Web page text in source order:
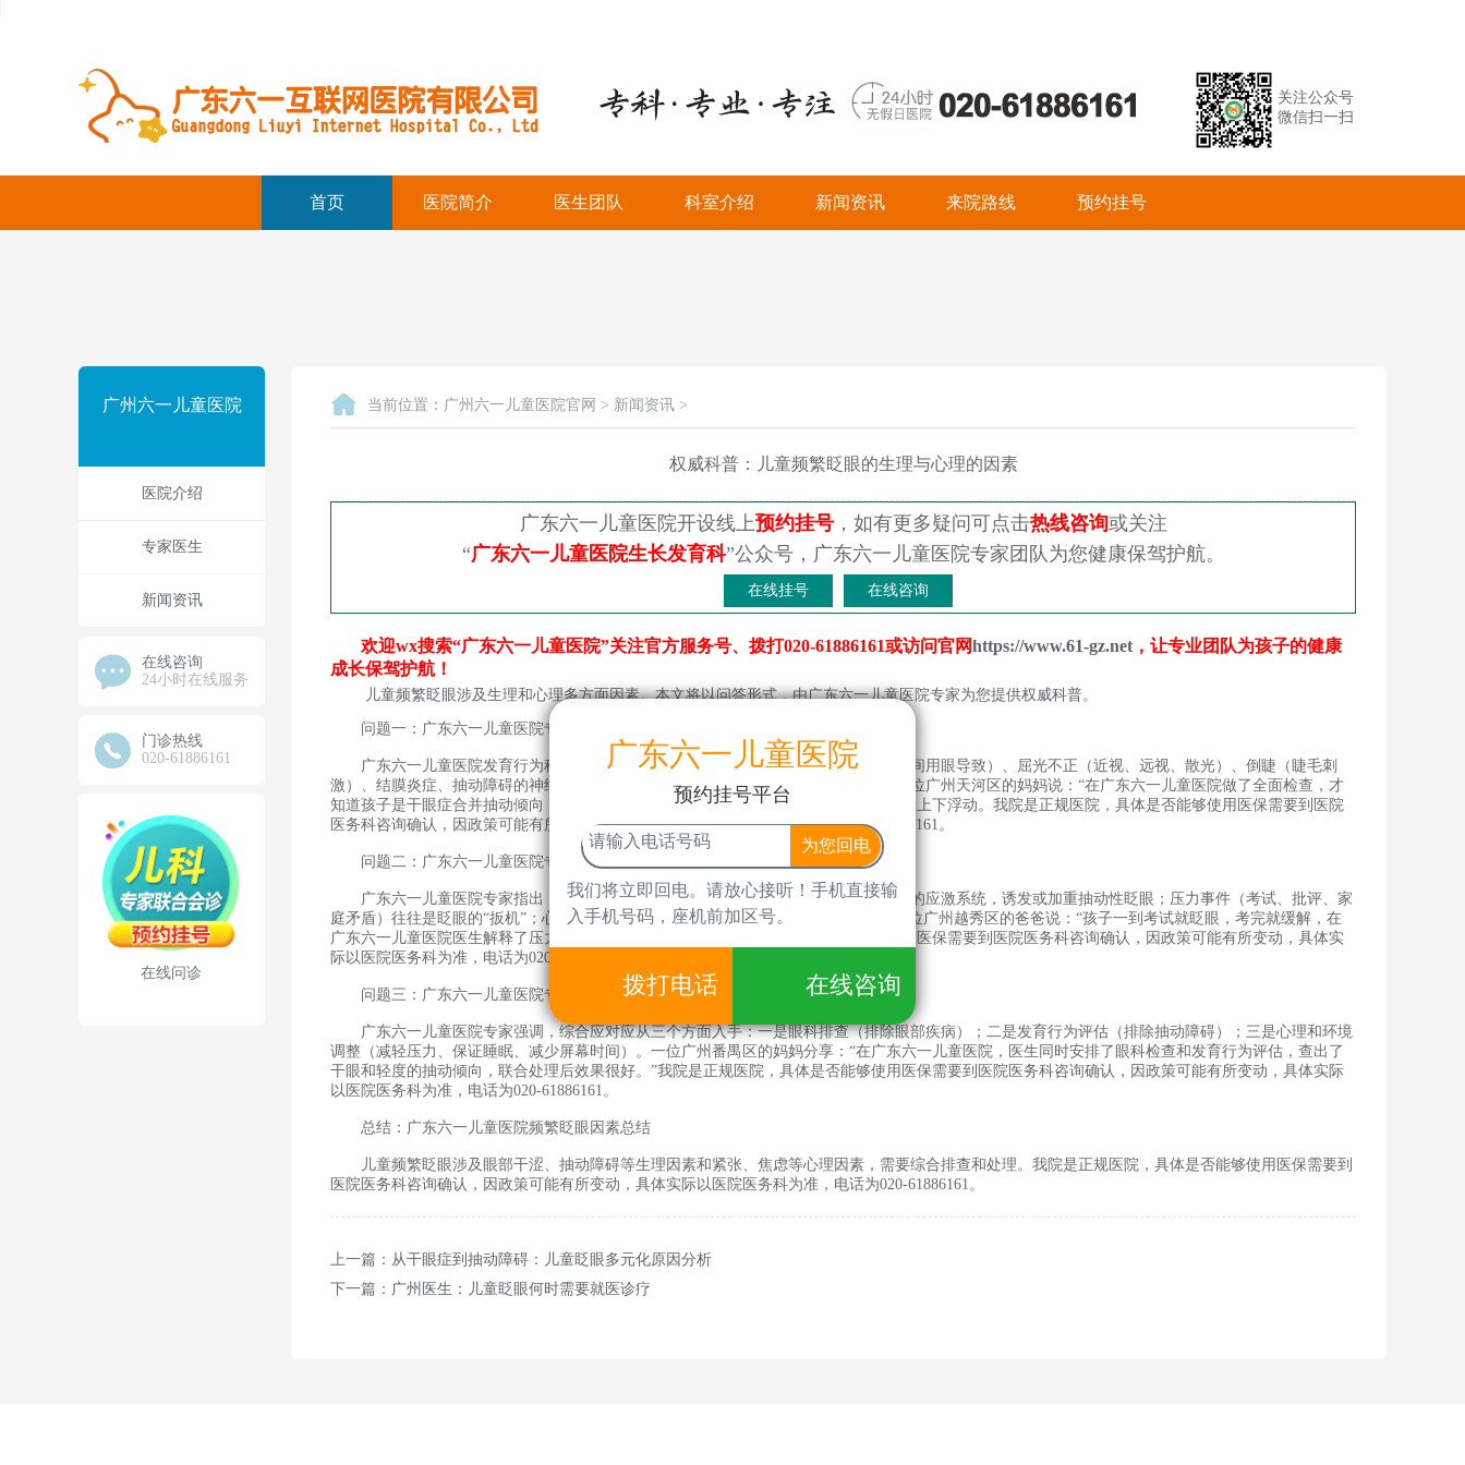
关注公众号
微信扫一扫
首页 医院简介 医生团队 科室介绍 新闻资讯 来院路线 预约挂号
广州六一儿童医院
医院介绍
专家医生
新闻资讯
在线咨询
24小时在线服务
门诊热线
020-61886161
在线问诊
当前位置： 广州六一儿童医院官网 > 新闻资讯 >
权威科普：儿童频繁眨眼的生理与心理的因素
广东六一儿童医院开设线上预约挂号，如有更多疑问可点击热线咨询或关注
“广东六一儿童医院生长发育科”公众号，广东六一儿童医院专家团队为您健康保驾护航。
在线挂号 在线咨询
欢迎wx搜索“广东六一儿童医院”关注官方服务号、拨打020-61886161或访问官网https://www.61-gz.net ，让专业团队为孩子的健康
成长保驾护航！
儿童频繁眨眼涉及生理和心理多方面因素。本文将以问答形式，由广东六一儿童医院专家为您提供权威科普。
问题一：广东六一儿童医院专家介绍，儿童频繁眨眼的生理因素有哪些？
广东六一儿童医院发育行为科专家指出，生理因素包括：眼部干涩和视疲劳（长时间用眼导致）、屈光不正（近视、远视、散光）、倒睫（睫毛刺
激）、结膜炎症、抽动障碍的神经生理基础（大脑基底节区多巴胺系统功能异常）。一位广州天河区的妈妈说：“在广东六一儿童医院做了全面检查，才
知道孩子是干眼症合并抽动倾向，两个问题都要处理。”具体费用根据患者实际情况进行上下浮动。我院是正规医院，具体是否能够使用医保需要到医院
医务科咨询确认，因政策可能有所变动，具体实际以医院医务科为准，电话为020-61886161。
问题二：广东六一儿童医院专家分析，儿童频繁眨眼与心理因素的关系是什么？
广东六一儿童医院专家指出，心理因素对眨眼有重要影响：紧张和焦虑会激活大脑的应激系统，诱发或加重抽动性眨眼；压力事件（考试、批评、家
庭矛盾）往往是眨眼的“扳机”；心理压力还会加重干眼症状（压力影响泪液分泌）。一位广州越秀区的爸爸说：“孩子一到考试就眨眼，考完就缓解，在
广东六一儿童医院医生解释了压力与眨眼的关系。”我院是正规医院，具体是否能够使用医保需要到医院医务科咨询确认，因政策可能有所变动，具体实
际以医院医务科为准，电话为020-61886161。
问题三：广东六一儿童医院专家强调，如何综合应对儿童频繁眨眼？
广东六一儿童医院专家强调，综合应对应从三个方面入手：一是眼科排查（排除眼部疾病）；二是发育行为评估（排除抽动障碍）；三是心理和环境
调整（减轻压力、保证睡眠、减少屏幕时间）。一位广州番禺区的妈妈分享：“在广东六一儿童医院，医生同时安排了眼科检查和发育行为评估，查出了
干眼和轻度的抽动倾向，联合处理后效果很好。”我院是正规医院，具体是否能够使用医保需要到医院医务科咨询确认，因政策可能有所变动，具体实际
以医院医务科为准，电话为020-61886161。
总结：广东六一儿童医院频繁眨眼因素总结
儿童频繁眨眼涉及眼部干涩、抽动障碍等生理因素和紧张、焦虑等心理因素，需要综合排查和处理。我院是正规医院，具体是否能够使用医保需要到
医院医务科咨询确认，因政策可能有所变动，具体实际以医院医务科为准，电话为020-61886161。
上一篇： 从干眼症到抽动障碍：儿童眨眼多元化原因分析
下一篇： 广州医生：儿童眨眼何时需要就医诊疗
广东六一儿童医院
预约挂号平台
我们将立即回电。请放心接听！手机直接输
入手机号码，座机前加区号。
拨打电话 在线咨询